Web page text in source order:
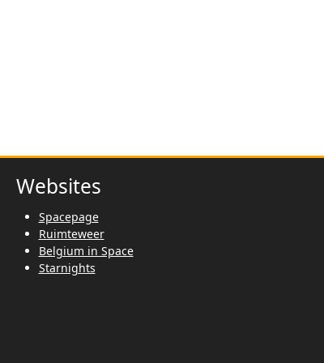
Websites
Spacepage
Ruimteweer
Belgium in Space
Starnights